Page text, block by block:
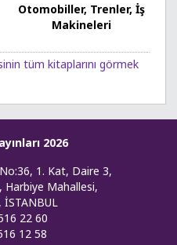
Otomobiller, Trenler, İş
Makineleri
tüm kitaplarını görmek
2026
1. Kat, Daire 3,
Harbiye Mahallesi,
İSTANBUL
22 60
12 58